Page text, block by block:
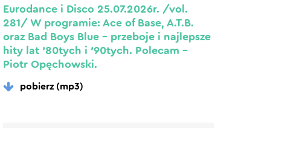
Eurodance i Disco 25.07.2026r. /vol.
281/ W programie: Ace of Base, A.T.B.
oraz Bad Boys Blue – przeboje i najlepsze
hity lat ’80tych i ’90tych. Polecam –
Piotr Opęchowski.
pobierz (mp3)